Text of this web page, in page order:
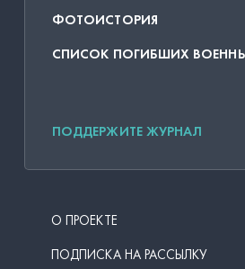
ФОТОИСТОРИЯ
СПИСОК ПОГИБШИХ
ПОДДЕРЖИТЕ ЖУРНАЛ
О ПРОЕКТЕ
ПОДПИСКА НА РАССЫЛКУ